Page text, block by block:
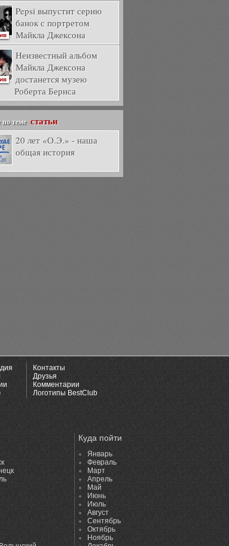
Pepsi выпустит серию
банок с портретом
Майкла Джексона
Неизвестный альбом
Майкла Джексона
достанется музею
Роберта Бернса
теме статьи
20 лет «О.Э.» - наша
общая история
Контакты
Друзья
Комментарии
Логотипы BestClub
Куда пойти
Январь
Февраль
Март
Апрель
Май
Июнь
Июль
Август
Сентябрь
Октябрь
Ноябрь